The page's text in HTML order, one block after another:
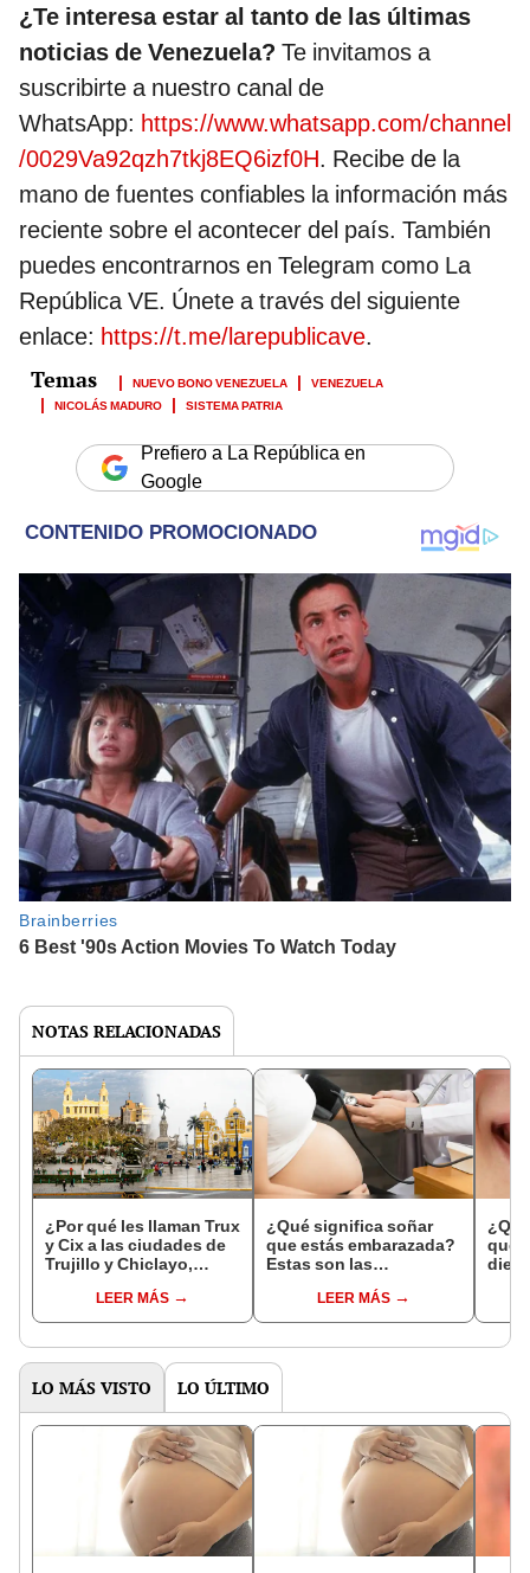
¿Te interesa estar al tanto de las últimas
noticias de Venezuela? Te invitamos a
suscribirte a nuestro canal de
WhatsApp: https://www.whatsapp.com/channel
/0029Va92qzh7tkj8EQ6izf0H. Recibe de la
mano de fuentes confiables la información más
reciente sobre el acontecer del país. También
puedes encontrarnos en Telegram como La
República VE. Únete a través del siguiente
enlace: https://t.me/larepublicave.
NUEVO BONO VENEZUELA
VENEZUELA
NICOLÁS MADURO
SISTEMA PATRIA
Prefiero a La República en
Google
NOTAS RELACIONADAS
¿Por qué les llaman Trux
y Cix a las ciudades de
Trujillo y Chiclayo,
LEER MÁS
¿Qué significa soñar
que estás embarazada?
Estas son las
comunesLEER MÁS
que
LO MÁS VISTO LO ÚLTIMO